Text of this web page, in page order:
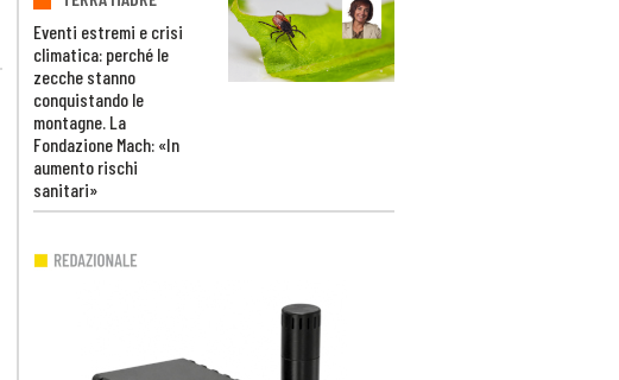
Eventi estremi e crisi
climatica: perché le
zecche stanno
conquistando le
montagne. La
Fondazione Mach: «In
aumento rischi
sanitari»